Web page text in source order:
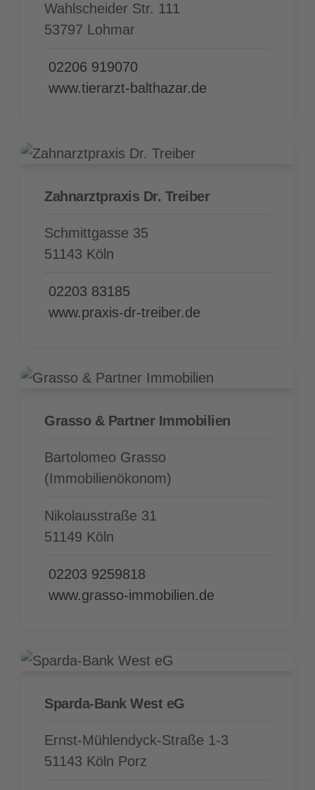
Wahlscheider Str. 111
53797 Lohmar
02206 919070
www.tierarzt-balthazar.de
Zahnarzt­praxis Dr. Treiber
Schmittgasse 35
51143 Köln
02203 83185
www.praxis-dr-treiber.de
Grasso & Partner Immobilien
Bartolomeo Grasso
(Immobilienökonom)
Nikolausstraße 31
51149 Köln
02203 9259818
www.grasso-immobilien.de
Sparda-Bank West eG
Ernst-Mühlendyck-Straße 1-3
51143 Köln Porz